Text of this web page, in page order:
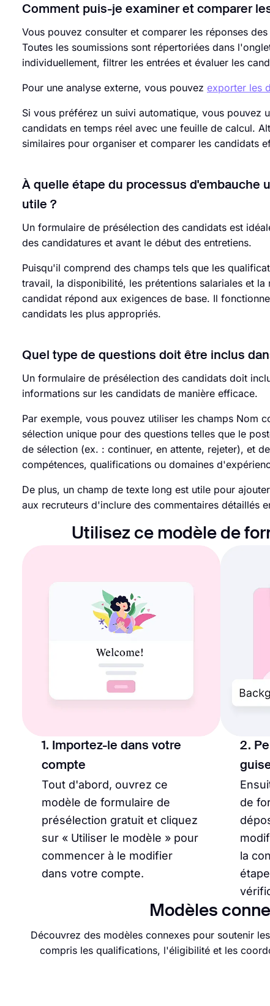
Comment puis-je examiner et comparer
Vous pouvez consulter et comparer les réponses
Toutes les soumissions sont répertoriées dans
individuellement, filtrer les entrées et évaluer les
Pour une analyse externe, vous pouvez exporter les
Si vous préférez un suivi automatique, vous pouvez
candidats en temps réel avec une feuille de calcul.
similaires pour organiser et comparer les candidats
À quelle étape du processus d'embauche
utile ?
Un formulaire de présélection des candidats est
des candidatures et avant le début des entretiens.
Puisqu'il comprend des champs tels que les
travail, la disponibilité, les prétentions salariales et
candidat répond aux exigences de base. Il
candidats les plus appropriés.
Quel type de questions doit être inclus
Un formulaire de présélection des candidats doit
informations sur les candidats de manière efficace.
Par exemple, vous pouvez utiliser les champs Nom
sélection unique pour des questions telles que le
de sélection (ex. : continuer, en attente, rejeter), et
compétences, qualifications ou domaines
De plus, un champ de texte long est utile pour
aux recruteurs d'inclure des commentaires détaillés
Utilisez ce modèle de
1. Importez-le dans votre
compte
Tout d'abord, ouvrez ce
modèle de formulaire de
présélection gratuit et cliquez
sur « Utiliser le modèle » pour
commencer à le modifier
dans votre compte.
2.
de
la
Modèles
Découvrez des modèles connexes pour soutenir
compris les qualifications, l'éligibilité et les